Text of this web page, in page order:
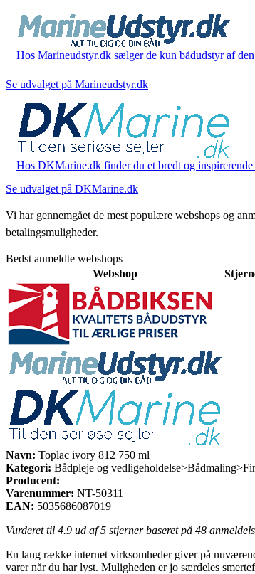
Hos Marineudstyr.dk sælger de kun bådudstyr af
Se udvalget på Marineudstyr.dk
Hos DKMarine.dk finder du et bredt og
Se udvalget på DKMarine.dk
Vi har gennemgået de mest populære webshops og
betalingsmuligheder.
Bedst anmeldte webshops
Webshop
Navn: Toplac ivory 812 750 ml
Kategori: Bådpleje og
Producent:
Varenummer: NT-50311
EAN: 5035686087019
Vurderet til 4.9 ud af 5 stjerner baseret på 48
En lang række internet virksomheder giver på
varer når du har lyst. Muligheden er jo særdeles